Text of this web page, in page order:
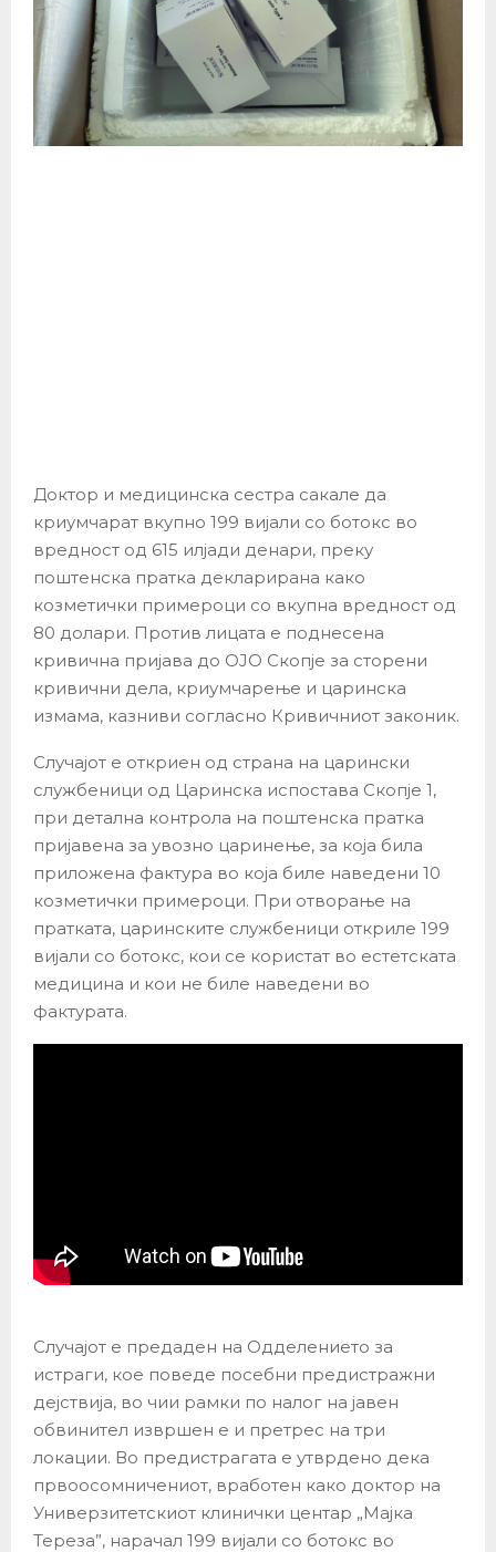
Доктор и медицинска сестра сакале да
криумчарат вкупно 199 вијали со ботокс во
вредност од 615 илјади денари, преку
поштенска пратка декларирана како
козметички примероци со вкупна вредност од
80 долари. Против лицата е поднесена
кривична пријава до ОЈО Скопје за сторени
кривични дела, криумчарење и царинска
измама, казниви согласно Кривичниот законик.
Случајот е откриен од страна на царински
службеници од Царинска испостава Скопје 1,
при детална контрола на поштенска пратка
пријавена за увозно царинење, за која била
приложена фактура во која биле наведени 10
козметички примероци. При отворање на
пратката, царинските службеници откриле 199
вијали со ботокс, кои се користат во естетската
медицина и кои не биле наведени во
фактурата.
Случајот е предаден на Одделението за
истраги, кое поведе посебни предистражни
дејствија, во чии рамки по налог на јавен
обвинител извршен е и претрес на три
локации. Во предистрагата е утврдено дека
првоосомничениот, вработен како доктор на
Универзитетскиот клинички центар „Мајка
Тереза”, нарачал 199 вијали со ботокс во